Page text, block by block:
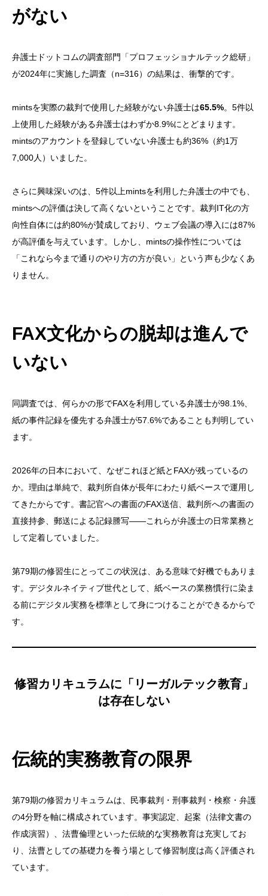
がない
弁護士ドットコムの調査部門「プロフェッショナルテック総研」
が2024年に実施した調査（n=316）の結果は、衝撃的です。
mintsを実際の裁判で使用した経験がない弁護士は65.5%。5件以
上使用した経験がある弁護士はわずか8.9%にとどまります。
mintsのアカウントを登録していない弁護士も約36%（約1万
7,000人）いました。
さらに興味深いのは、5件以上mintsを利用した弁護士の中でも、
mintsへの評価は決して高くないということです。裁判IT化の方
向性自体には約80%が賛成しており、ウェブ会議の導入には87%
が高評価を与えています。しかし、mintsの操作性については
「これなら今まで通りのやり方の方が良い」という声も少なくあ
りません。
FAX文化からの脱却は進んで
いない
同調査では、何らかの形でFAXを利用している弁護士が98.1%、
紙の事件記録を優先する弁護士が57.6%であることも判明してい
ます。
2026年の日本において、なぜこれほど紙とFAXが残っているの
か。理由は単純で、裁判所自体が長年にわたり紙ベースで運用し
てきたからです。書記官への書面のFAX送信、裁判所への書面の
直接持参、郵送による記録謄写——これらが弁護士の日常業務と
して定着していました。
第79期の修習生にとってこの状況は、ある意味で好機でもありま
す。デジタルネイティブ世代として、紙ベースの業務慣行に染ま
る前にデジタル実務を標準として身につけることができるからで
す。
修習カリキュラムに「リーガルテック教育」
は存在しない
伝統的実務教育の限界
第79期の修習カリキュラムは、民事裁判・刑事裁判・検察・弁護
の4分野を軸に構成されています。事実認定、起案（法律文書の
作成演習）、法曹倫理といった伝統的な実務教育は充実してお
り、法曹としての基礎力を養う場として修習制度は高く評価され
ています。